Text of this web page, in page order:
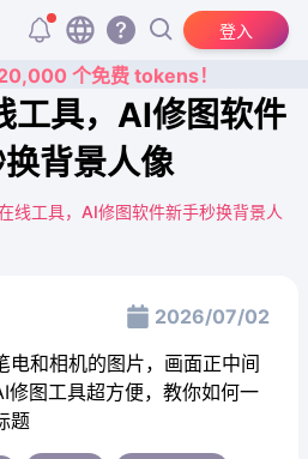
登入
个免费 tokens！
工具，AI修图软件
背景人像
线工具，AI修图软件新手秒换背景人
2026/07/02